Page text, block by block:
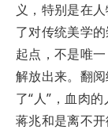
义，特别是在
了对传统美学
起点，不是唯
解放出来。翻
了“人”，血肉
蒋兆和是离不